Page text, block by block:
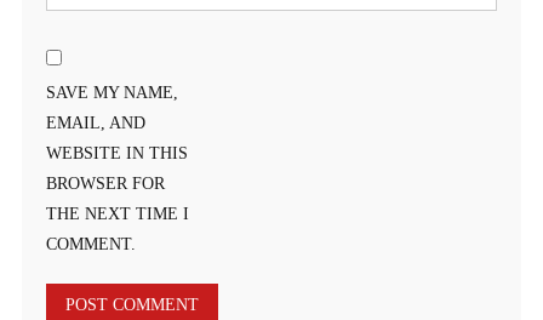
SAVE MY NAME,
EMAIL, AND
WEBSITE IN THIS
BROWSER FOR
THE NEXT TIME I
COMMENT.